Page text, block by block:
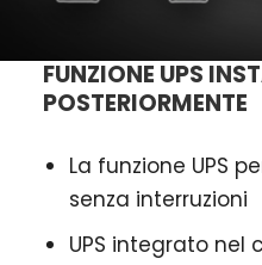
FUNZIONE UPS
POSTERIORMENTE
La funzione UPS
senza interruzioni
UPS integrato nel